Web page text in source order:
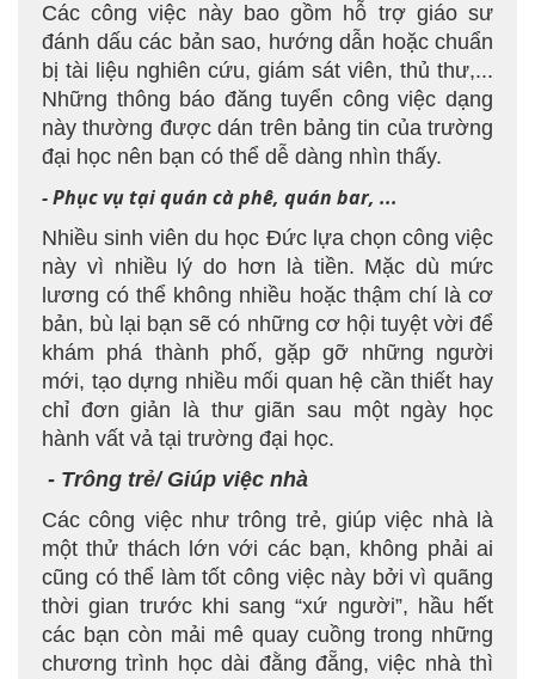
Các công việc này bao gồm hỗ trợ giáo sư
đánh dấu các bản sao, hướng dẫn hoặc chuẩn
bị tài liệu nghiên cứu, giám sát viên, thủ thư,...
Những thông báo đăng tuyển công việc dạng
này thường được dán trên bảng tin của trường
đại học nên bạn có thể dễ dàng nhìn thấy.
- Phục vụ tại quán cà phê, quán bar, ...
Nhiều sinh viên du học Đức lựa chọn công việc
này vì nhiều lý do hơn là tiền. Mặc dù mức
lương có thể không nhiều hoặc thậm chí là cơ
bản, bù lại bạn sẽ có những cơ hội tuyệt vời để
khám phá thành phố, gặp gỡ những người
mới, tạo dựng nhiều mối quan hệ cần thiết hay
chỉ đơn giản là thư giãn sau một ngày học
hành vất vả tại trường đại học.
- Trông trẻ/ Giúp việc nhà
Các công việc như trông trẻ, giúp việc nhà là
một thử thách lớn với các bạn, không phải ai
cũng có thể làm tốt công việc này bởi vì quãng
thời gian trước khi sang “xứ người”, hầu hết
các bạn còn mải mê quay cuồng trong những
chương trình học dài đằng đẵng, việc nhà thì